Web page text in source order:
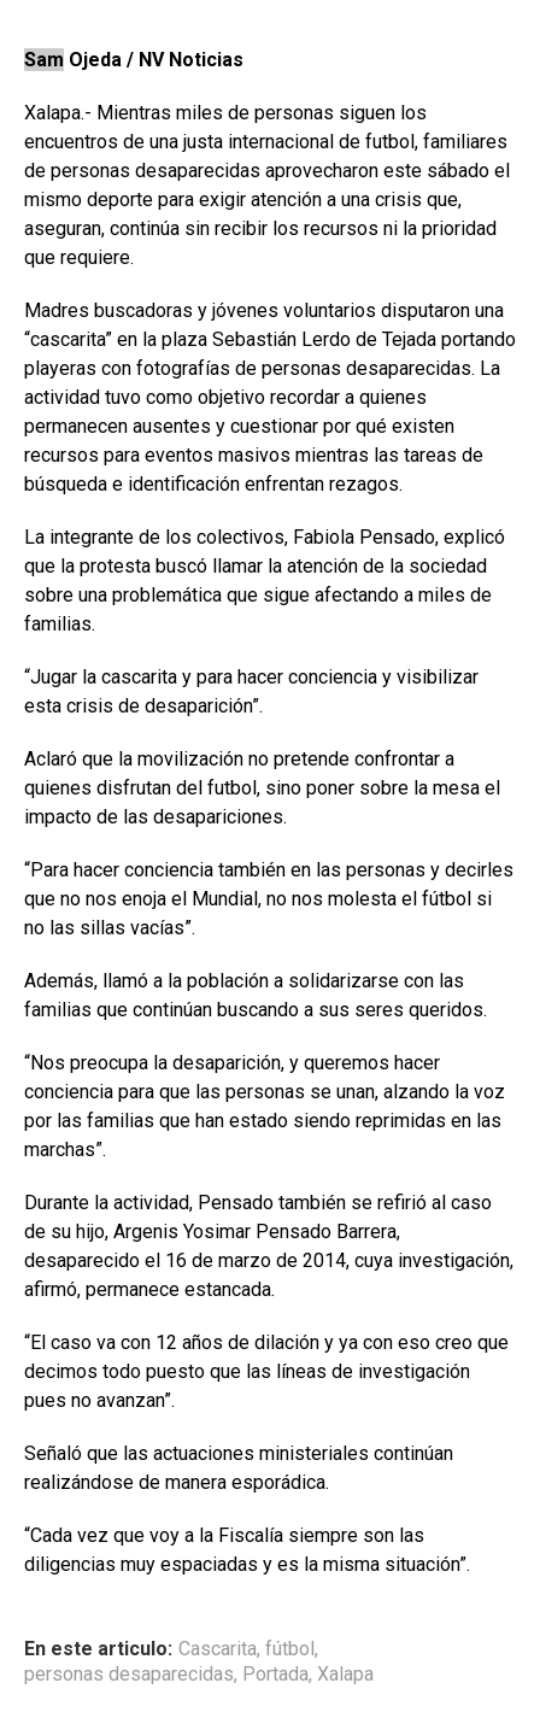
Sam Ojeda / NV Noticias
Xalapa.- Mientras miles de personas siguen los
encuentros de una justa internacional de futbol, familiares
de personas desaparecidas aprovecharon este sábado el
mismo deporte para exigir atención a una crisis que,
aseguran, continúa sin recibir los recursos ni la prioridad
que requiere.
Madres buscadoras y jóvenes voluntarios disputaron una
“cascarita” en la plaza Sebastián Lerdo de Tejada portando
playeras con fotografías de personas desaparecidas. La
actividad tuvo como objetivo recordar a quienes
permanecen ausentes y cuestionar por qué existen
recursos para eventos masivos mientras las tareas de
búsqueda e identificación enfrentan rezagos.
La integrante de los colectivos, Fabiola Pensado, explicó
que la protesta buscó llamar la atención de la sociedad
sobre una problemática que sigue afectando a miles de
familias.
“Jugar la cascarita y para hacer conciencia y visibilizar
esta crisis de desaparición”.
Aclaró que la movilización no pretende confrontar a
quienes disfrutan del futbol, sino poner sobre la mesa el
impacto de las desapariciones.
“Para hacer conciencia también en las personas y decirles
que no nos enoja el Mundial, no nos molesta el fútbol si
no las sillas vacías”.
Además, llamó a la población a solidarizarse con las
familias que continúan buscando a sus seres queridos.
“Nos preocupa la desaparición, y queremos hacer
conciencia para que las personas se unan, alzando la voz
por las familias que han estado siendo reprimidas en las
marchas”.
Durante la actividad, Pensado también se refirió al caso
de su hijo, Argenis Yosimar Pensado Barrera,
desaparecido el 16 de marzo de 2014, cuya investigación,
afirmó, permanece estancada.
“El caso va con 12 años de dilación y ya con eso creo que
decimos todo puesto que las líneas de investigación
pues no avanzan”.
Señaló que las actuaciones ministeriales continúan
realizándose de manera esporádica.
“Cada vez que voy a la Fiscalía siempre son las
diligencias muy espaciadas y es la misma situación”.
En este articulo: Cascarita, fútbol ,
personas desaparecidas, Portada, Xalapa